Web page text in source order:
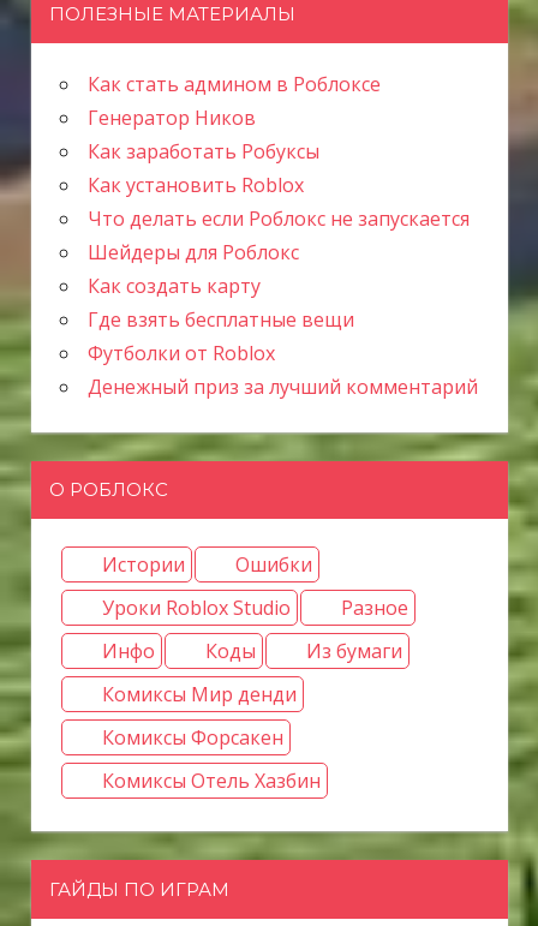
ПОЛЕЗНЫЕ МАТЕРИАЛЫ
Как стать админом в Роблоксе
Генератор Ников
Как заработать Робуксы
Как установить Roblox
Что делать если Роблокс не запускается
Шейдеры для Роблокс
Как создать карту
Где взять бесплатные вещи
Футболки от Roblox
Денежный приз за лучший комментарий
О РОБЛОКС
Истории
Ошибки
Уроки Roblox Studio
Разное
Инфо
Коды
Из бумаги
Комиксы Мир денди
Комиксы Форсакен
Комиксы Отель Хазбин
ГАЙДЫ ПО ИГРАМ